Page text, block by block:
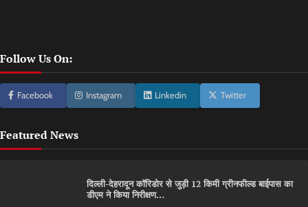
Follow Us On:
Facebook Instagram Linkedin Twitter
Featured News
दिल्ली-देहरादून कॉरिडोर से जुड़ी 12 किमी ग्रीनफील्ड बाईपास का
डीएम ने किया निरीक्षण…